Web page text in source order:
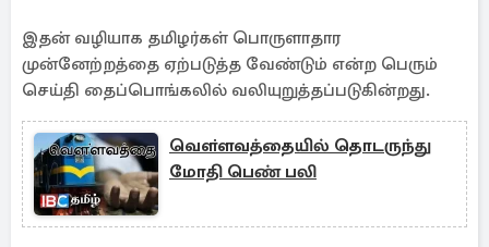
இதன் வழியாக தமிழர்கள் பொருளாதார
முன்னேற்றத்தை ஏற்படுத்த வேண்டும் என்ற பெரும்
செய்தி தைப்பொங்கலில் வலியுறுத்தப்படுகின்றது.
வௌ்ளவத்தையில் தொடருந்து
மோதி பெண் பலி